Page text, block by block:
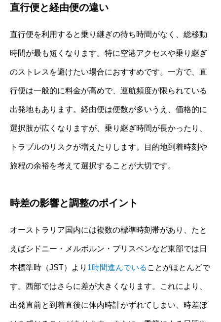
直行便と経由便の違い
直行便を利用すると乗り継ぎの待ち時間がなく、総移動
時間が最も短くなります。特に空港アクセスや乗り継ぎ
のストレスを避けたい場合におすすめです。一方で、直
行便は一般的に料金が高めで、運航頻度が限られている
出発地もあります。経由便は便数が多いうえ、価格的に
選択肢が広くなりますが、乗り継ぎ時間が長かったり、
トラブルのリスクが増えたりします。目的地到着時刻や
旅程の余裕を考えて選択することが大切です。
時差の影響と調整のポイント
オーストラリア国内には複数の標準時刻帯があり、たと
えばシドニー・メルボルン・ブリスベンなど東部では日
本標準時（JST）より 1時間進んでいる ことがほとんどで
す。西部ではさらに差が大きくなります。これにより、
出発直前と到着直後に体内時計がずれてしまい、時差ぼ